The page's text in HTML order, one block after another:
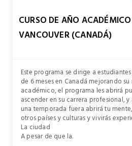
CURSO DE AÑO
VANCOUVER (CANADÁ)
Este programa se dirige a
de 6 meses en Canadá mejorando
académico, el programa les abrirá
ascender en su carrera profesional,
una temporada fuera abrirá tu
otros países y culturas y vivirás
La ciudad
A pesar de que la.